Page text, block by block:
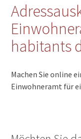
habitants
Machen Sie online
Einwohneramt für